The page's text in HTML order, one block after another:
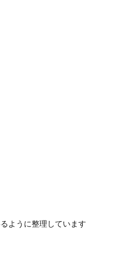
ように整理しています